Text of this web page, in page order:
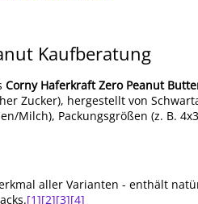
Kaufberatung
Corny Haferkraft Zero Peanut
Zucker), hergestellt von
Milch), Packungsgrößen (z. B.
aller Varianten - enthält
[1][2][3][4]